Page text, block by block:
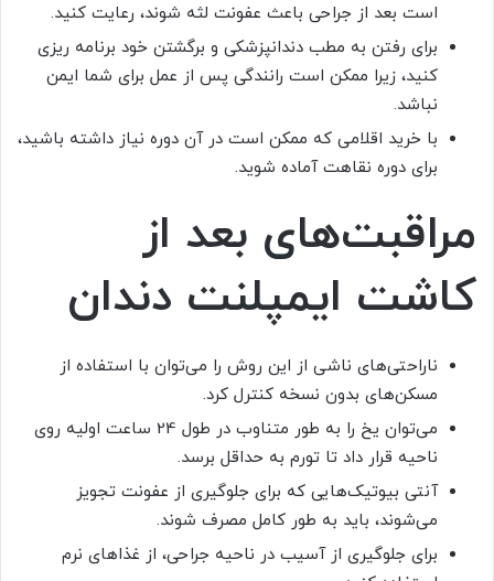
است بعد از جراحی باعث عفونت لثه شوند، رعایت کنید.
برای رفتن به مطب دندانپزشکی و برگشتن خود برنامه ریزی
کنید، زیرا ممکن است رانندگی پس از عمل برای شما ایمن
نباشد.
با خرید اقلامی که ممکن است در آن دوره نیاز داشته باشید،
برای دوره نقاهت آماده شوید.
مراقبت‌های بعد از
کاشت ایمپلنت دندان
ناراحتی‌های ناشی از این روش را می‌توان با استفاده از
مسکن‌های بدون نسخه کنترل کرد.
می‌توان یخ را به طور متناوب در طول 24 ساعت اولیه روی
ناحیه قرار داد تا تورم به حداقل برسد.
آنتی بیوتیک‌هایی که برای جلوگیری از عفونت تجویز
می‌شوند، باید به طور کامل مصرف شوند.
برای جلوگیری از آسیب در ناحیه جراحی، از غذاهای نرم